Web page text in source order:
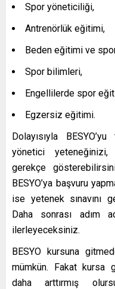
Spor yöneticiliği,
Antrenörlük eğitimi,
Beden eğitimi ve
Spor bilimleri,
Engellilerde spor
Egzersiz eğitimi.
Dolayısıyla
yönetici
gerekçe
BESYO’ya başvuru
ise yetenek sınavını
Daha sonrası adım
ilerleyeceksiniz.
BESYO kursuna
mümkün. Fakat kursa
daha arttırmış